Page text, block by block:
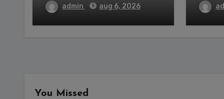
admin aug 6, 2026
You Missed